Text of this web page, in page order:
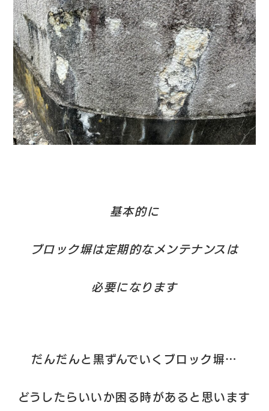
基本的に
ブロック塀は定期的なメンテナンスは
必要になります
だんだんと黒ずんでいくブロック塀…
どうしたらいいか困る時があると思います